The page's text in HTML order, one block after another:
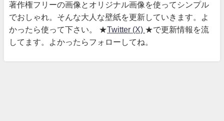
著作権フリーの画像とオリジナル画像を使ってシンプル
でおしゃれ。そんな大人な壁紙を更新していきます。よ
かったら使って下さい。 ★Twitter (X) ★で更新情報を流
してます。よかったらフォローしてね。